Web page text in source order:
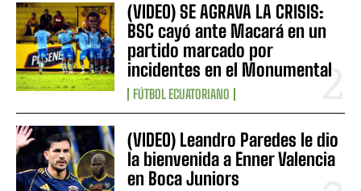
(VIDEO) SE AGRAVA LA CRISIS:
BSC cayó ante Macará en un
partido marcado por
incidentes en el Monumental
FÚTBOL ECUATORIANO
(VIDEO) Leandro Paredes le dio
la bienvenida a Enner Valencia
en Boca Juniors